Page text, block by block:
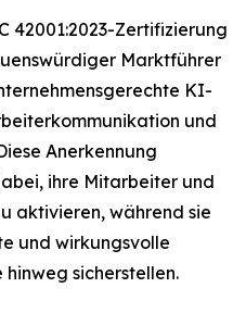
42001:2023-Zertifizierung
Marktführer
KI-
und
Anerkennung
ihre Mitarbeiter und
aktivieren, während sie
und wirkungsvolle
sicherstellen.